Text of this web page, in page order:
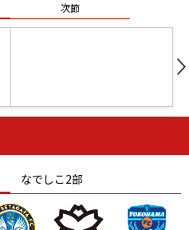
次節
石人の星
静岡 愛媛Ｌ
なでしこ2部